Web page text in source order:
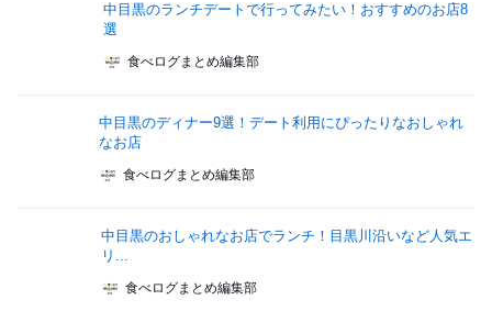
中目黒のランチデートで行ってみたい！おすすめのお店8
選
食べログまとめ編集部
中目黒のディナー9選！デート利用にぴったりなおしゃれ
なお店
食べログまとめ編集部
中目黒のおしゃれなお店でランチ！目黒川沿いなど人気エ
リ...
食べログまとめ編集部